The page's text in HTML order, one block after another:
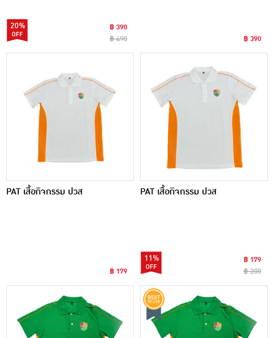
20%
฿ 390
฿ 490
฿ 390
PAT เสื้อกิจกรรม ปวส
฿ 179
PAT เสื้อกิจกรรม ปวส
11%
฿ 179
฿ 200